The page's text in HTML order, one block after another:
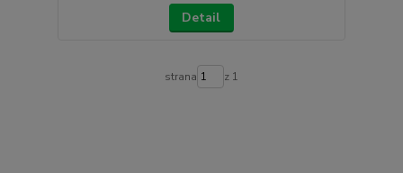
Detail
strana z 1